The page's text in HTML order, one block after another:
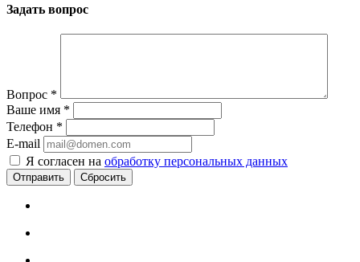
Задать вопрос
Вопрос *
Ваше имя *
Телефон *
E-mail
Я согласен на обработку персональных данных
Сбросить